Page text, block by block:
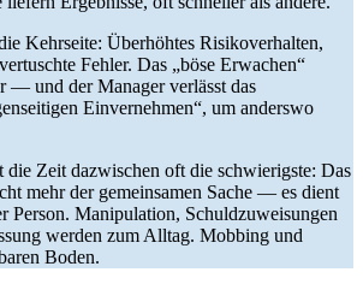
Kehrseite: Überhöhtes Risikoverhalten,
Fehler. Das „böse Erwachen“
— und der Manager verlässt das
Einvernehmen“, um anderswo
die Zeit dazwischen oft die schwierigste: Das
mehr der gemeinsamen Sache — es dient
Person. Manipulation, Schuldzuweisungen
werden zum Alltag. Mobbing und
Boden.